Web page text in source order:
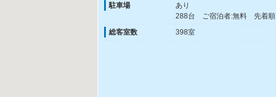
駐車場
あり
288台 ご宿泊者:無料 先着順
総客室数
398室